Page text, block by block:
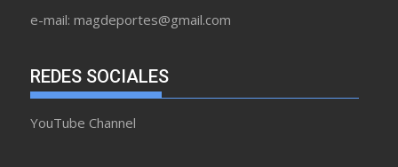
e-mail: magdeportes@gmail.com
REDES SOCIALES
YouTube Channel